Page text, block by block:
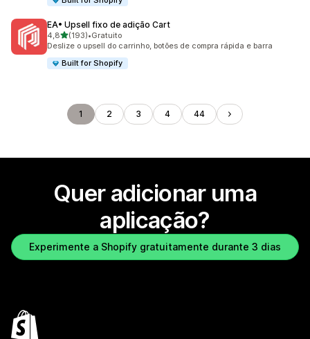
EA• Upsell fixo de adição Cart
4,8de 5 estrelas
(193)
193 total de avaliações
•Gratuito
Deslize o upsell do carrinho, botões de compra rápida e barra
Built for Shopify
1 2 3 4 44
Quer adicionar uma
aplicação?
Experimente a Shopify gratuitamente durante 3 dias